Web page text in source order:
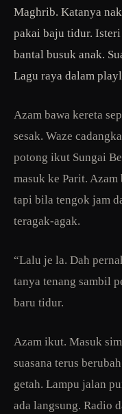
Maghrib. Katanya
pakai baju tidur.
bantal busuk anak.
Lagu raya dalam
Azam bawa kereta
sesak. Waze
potong ikut Sungai
masuk ke Parit.
tapi bila tengok jam
teragak-agak.
“Lalu je la. Dah
tanya tenang sambil
baru tidur.
Azam ikut. Masuk
suasana terus
getah. Lampu jalan
ada langsung. Radio